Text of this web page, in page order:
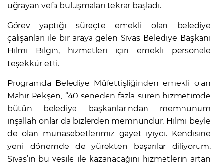
uğrayan vefa buluşmaları tekrar başladı.
Görev yaptığı süreçte emekli olan belediye
çalışanları ile bir araya gelen Sivas Belediye Başkanı
Hilmi Bilgin, hizmetleri için emekli personele
teşekkür etti.
Programda Belediye Müfettişliğinden emekli olan
Mahir Pekşen, “40 seneden fazla süren hizmetimde
bütün belediye başkanlarından memnunum
inşallah onlar da bizlerden memnundur. Hilmi beyle
de olan münasebetlerimiz gayet iyiydi. Kendisine
yeni dönemde de yürekten başarılar diliyorum.
Sivas’ın bu vesile ile kazanacağını hizmetlerin artan